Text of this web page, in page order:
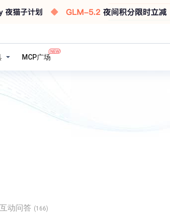
MCP广场
互动问答 (166)